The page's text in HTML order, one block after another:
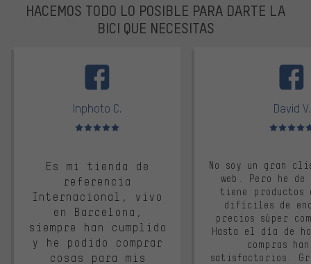
HACEMOS TODO LO POSIBLE PARA DARTE LA
BICI QUE NECESITAS
Inphoto C.
Valoración media: 5 de 5
Es mi tienda de
referencia
Internacional, vivo
en Barcelona,
siempre han cumplido
y he podido comprar
cosas para mis
David V.
Valoración
No soy un gran
web. Pero he
tiene productos
difíciles de
precios súper
Hasta el día de
compras
satisfactorios.